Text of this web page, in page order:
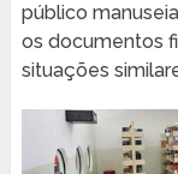
público
os documentos
situações